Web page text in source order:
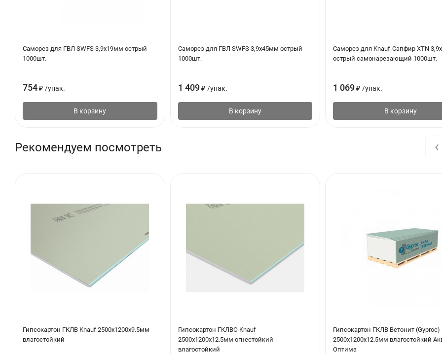
Саморез для ГВЛ SWFS 3,9х19мм острый
1000шт.
754₽ /упак.
В корзину
Саморез для ГВЛ SWFS 3,9х45мм острый
1000шт.
1 409 ₽ /упак.
В корзину
Саморез для Knauf-Сапфир XTN
острый самонарезающий 1000шт.
1 069 ₽ /упак.
В корзину
Рекомендуем посмотреть
Гипсокартон ГКЛВ Knauf 2500х1200х9.5мм
влагостойкий
Гипсокартон ГКЛВО Knauf
2500х1200х12.5мм огнестойкий
влагостойкий
Гипсокартон ГКЛВ Ветонит (Gyproc)
2500х1200х12.5мм влагостойкий
Оптима
‹